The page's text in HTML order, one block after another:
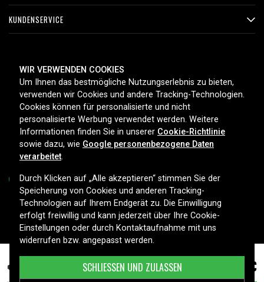
IBM Thinkpad R32, 10.8V, 4400 mAh 43,99 €
KUNDENSERVICE
ZAHLUNGSMETHODEN
LIEFEROPTIONEN
Copyright © 2026, Spares Nordic AB
WIR VERWENDEN COOKIES
Um Ihnen das bestmögliche Nutzungserlebnis zu bieten,
verwenden wir Cookies und andere Tracking-Technologien.
Cookies können für personalisierte und nicht
personalisierte Werbung verwendet werden. Weitere
Informationen finden Sie in unserer Cookie-Richtlinie
sowie dazu, wie Google personenbezogene Daten
verarbeitet.
Durch Klicken auf „Alle akzeptieren“ stimmen Sie der
Speicherung von Cookies und anderen Tracking-
Technologien auf Ihrem Endgerät zu. Die Einwilligung
erfolgt freiwillig und kann jederzeit über Ihre Cookie-
Einstellungen oder durch Kontaktaufnahme mit uns
widerrufen bzw. angepasst werden.
SCHLIESSEN UND ZULASSEN